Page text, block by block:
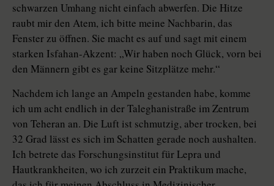
schwarzen Umhang nicht einfach abwerfen. Die Hitze
raubt mir den Atem, ich bitte meine Nachbarin, das
Fenster zu öffnen. Sie macht es auf und sagt mit einem
starken Isfahan-Akzent: „Wir haben noch Glück, vorn bei
den Männern gibt es gar keine Sitzplätze mehr.“
Nachdem ich lange an Ampeln gestanden habe, komme
ich um acht endlich in der Taleghanistraße im Zentrum
von Teheran an. Die Luft ist schmutzig, aber trocken, bei
32 Grad lässt es sich im Schatten gerade noch aushalten.
Ich betrete das Forschungsinstitut für Lepra und
Hautkrankheiten, wo ich zurzeit ein Praktikum mache,